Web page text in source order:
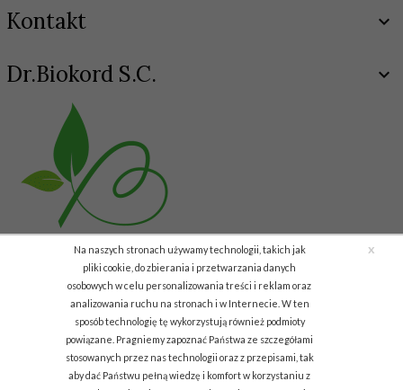
Kontakt
Dr.Biokord S.C.
info.biodar@gmail.com
Copyright © 2011 Biokord.com
Informacja o cookies|sklep internetowyRedCart.pl
Na naszych stronach używamy technologii, takich jak
pliki cookie, do zbierania i przetwarzania danych
osobowych w celu personalizowania treści i reklam oraz
analizowania ruchu na stronach i w Internecie. W ten
sposób technologię tę wykorzystują również podmioty
powiązane. Pragniemy zapoznać Państwa ze szczegółami
stosowanych przez nas technologii oraz z przepisami, tak
aby dać Państwu pełną wiedzę i komfort w korzystaniu z
x